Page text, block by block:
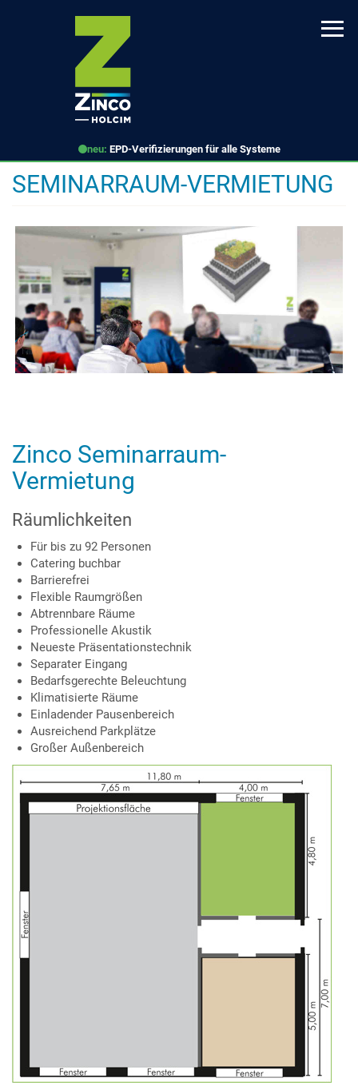
neu: EPD-Verifizierungen für alle Systeme
SEMINARRAUM-VERMIETUNG
Zinco Seminarraum-
Vermietung
Räumlichkeiten
Für bis zu 92 Personen
Catering buchbar
Barrierefrei
Flexible Raumgrößen
Abtrennbare Räume
Professionelle Akustik
Neueste Präsentationstechnik
Separater Eingang
Bedarfsgerechte Beleuchtung
Klimatisierte Räume
Einladender Pausenbereich
Ausreichend Parkplätze
Großer Außenbereich